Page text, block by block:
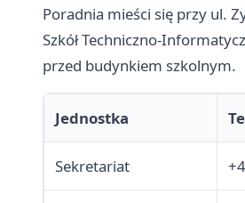
Poradnia mieści się przy ul.
Szkół Techniczno-
przed budynkiem szkolnym.
Jednostka
Sekretariat